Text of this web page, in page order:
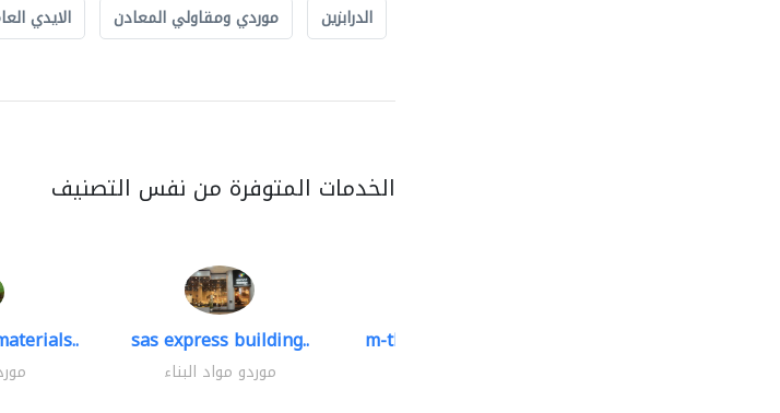
الدرابزين
موردي ومقاولي المعادن الايدي
الخدمات المتوفرة من نفس التصنيف
sas express building..
موردو مواد البناء
m-three building materials